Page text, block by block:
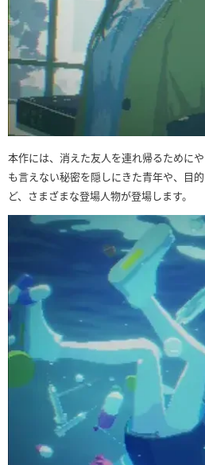
本作には、消えた友人を連れ帰るために
も言えない秘密を隠しにきた青年や、目
ど、さまざまな登場人物が登場します。